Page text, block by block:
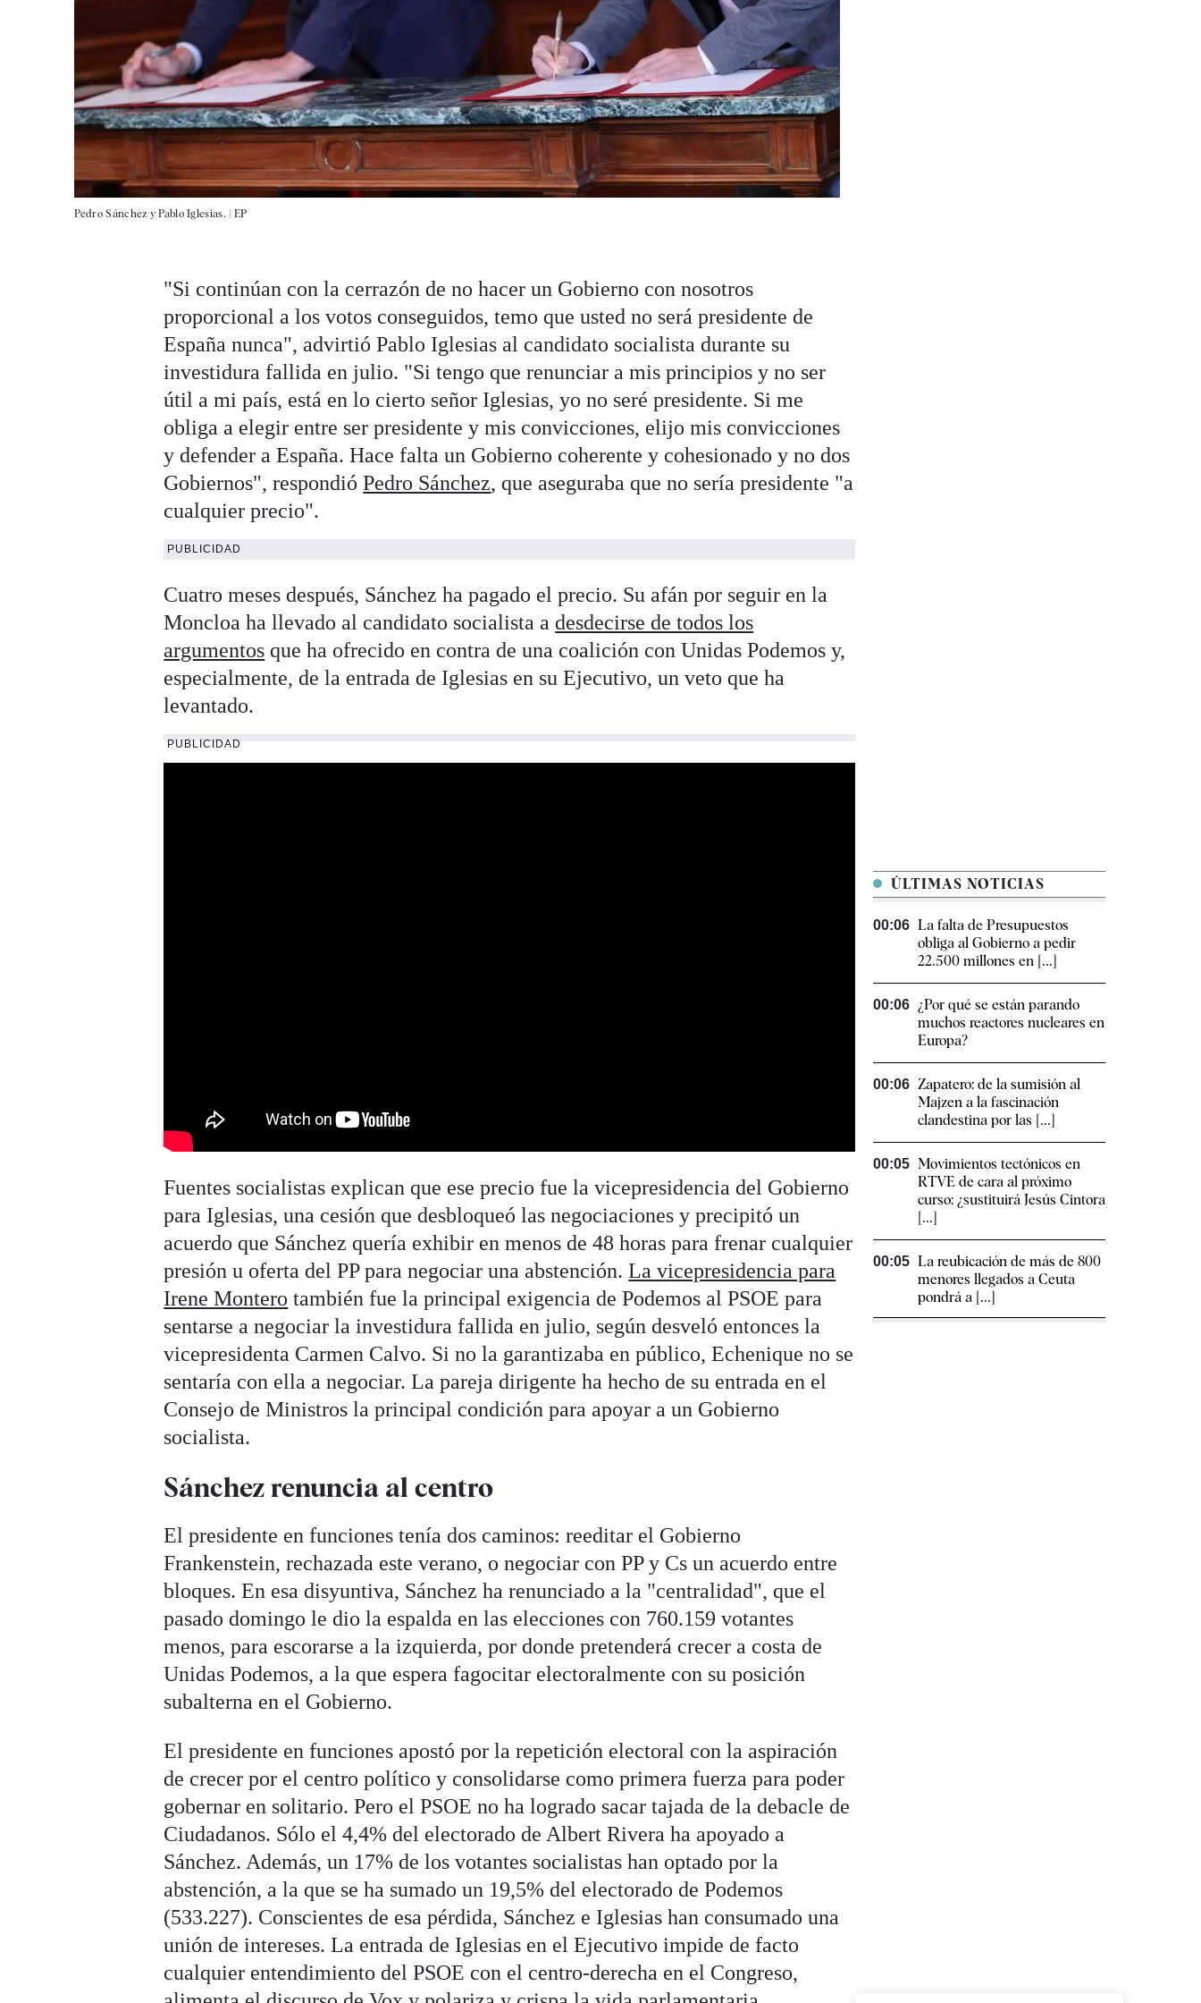
Pedro Sánchez y Pablo Iglesias. | EP
"Si continúan con la cerrazón de no hacer un Gobierno con nosotros
proporcional a los votos conseguidos, temo que usted no será presidente de
España nunca", advirtió Pablo Iglesias al candidato socialista durante su
investidura fallida en julio. "Si tengo que renunciar a mis principios y no ser
útil a mi país, está en lo cierto señor Iglesias, yo no seré presidente. Si me
obliga a elegir entre ser presidente y mis convicciones, elijo mis convicciones
y defender a España. Hace falta un Gobierno coherente y cohesionado y no dos
Gobiernos", respondióPedro Sánchez, que aseguraba que no sería presidente "a
cualquier precio".
PUBLICIDAD
Cuatro meses después, Sánchez ha pagado el precio. Su afán por seguir en la
Moncloa ha llevado al candidato socialista adesdecirse de todos los
argumentos que ha ofrecido en contra de una coalición con Unidas Podemos y,
especialmente, de la entrada de Iglesias en su Ejecutivo, un veto que ha
levantado.
PUBLICIDAD
Fuentes socialistas explican que ese precio fue la vicepresidencia del Gobierno
para Iglesias, una cesión que desbloqueó las negociaciones y precipitó un
acuerdo que Sánchez quería exhibir en menos de 48 horas para frenar cualquier
presión u oferta del PP para negociar una abstención.La vicepresidencia para
Irene Montero también fue la principal exigencia de Podemos al PSOE para
sentarse a negociar la investidura fallida en julio, según desveló entonces la
vicepresidenta Carmen Calvo. Si no la garantizaba en público, Echenique no se
sentaría con ella a negociar. La pareja dirigente ha hecho de su entrada en el
Consejo de Ministros la principal condición para apoyar a un Gobierno
socialista.
Sánchez renuncia al centro
El presidente en funciones tenía dos caminos: reeditar el Gobierno
Frankenstein, rechazada este verano, o negociar con PP y Cs un acuerdo entre
bloques. En esa disyuntiva, Sánchez ha renunciado a la "centralidad", que el
pasado domingo le dio la espalda en las elecciones con 760.159 votantes
menos, para escorarse a la izquierda, por donde pretenderá crecer a costa de
Unidas Podemos, a la que espera fagocitar electoralmente con su posición
subalterna en el Gobierno.
El presidente en funciones apostó por la repetición electoral con la aspiración
de crecer por el centro político y consolidarse como primera fuerza para poder
gobernar en solitario. Pero el PSOE no ha logrado sacar tajada de la debacle de
Ciudadanos. Sólo el 4,4% del electorado de Albert Rivera ha apoyado a
Sánchez. Además, un 17% de los votantes socialistas han optado por la
abstención, a la que se ha sumado un 19,5% del electorado de Podemos
(533.227). Conscientes de esa pérdida, Sánchez e Iglesias han consumado una
unión de intereses. La entrada de Iglesias en el Ejecutivo impide de facto
cualquier entendimiento del PSOE con el centro-derecha en el Congreso,
ÚLTIMAS NOTICIAS
00:06 La falta de Presupuestos
obliga al Gobierno a pedir
22.500 millones en [...]
00:06 ¿Por qué se están parando
muchos reactores nucleares en
Europa?
00:06 Zapatero: de la sumisión al
Majzen a la fascinación
clandestina por las [...]
00:05 Movimientos tectónicos en
RTVE de cara al próximo
curso: ¿sustituirá Jesús Cintora
[...]
00:05 La reubicación de más de 800
menores llegados a Ceuta
pondrá a [...]